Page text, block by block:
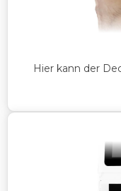
Hier kann der